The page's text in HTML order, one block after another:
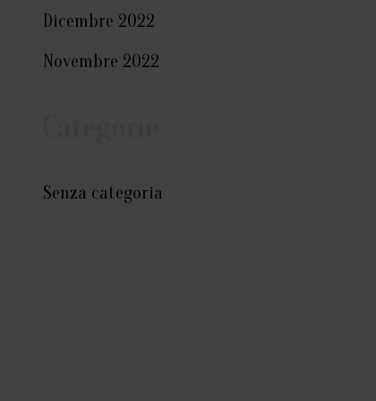
Dicembre 2022
Novembre 2022
Senza categoria